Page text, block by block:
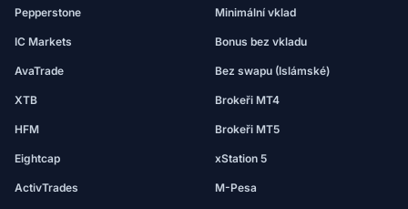
Pepperstone
IC Markets
AvaTrade
XTB
HFM
Eightcap
ActivTrades
Minimální vklad
Bonus bez vkladu
Bez swapu (Islámské)
Brokeři MT4
Brokeři MT5
xStation 5
M-Pesa